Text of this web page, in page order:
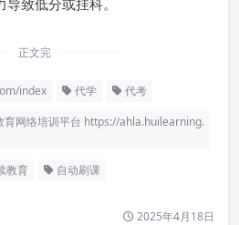
正文完
index 代学
代考
育网络培训平台 https://ahla.huilearning.
教育 自动刷课
2025年4月18日